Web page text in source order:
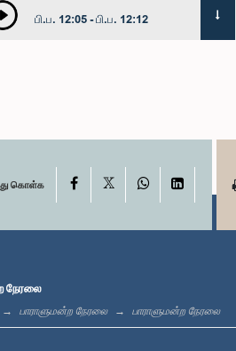
பி.ப. 12:05 - பி.ப. 12:12
பி.ப. 12:23 - பி.ப. 12:30
கொள்க Facebook WhatsAppLinkedIn
நேரலை
பாராளுமன்ற நேரலை பாராளுமன்ற நேரலை